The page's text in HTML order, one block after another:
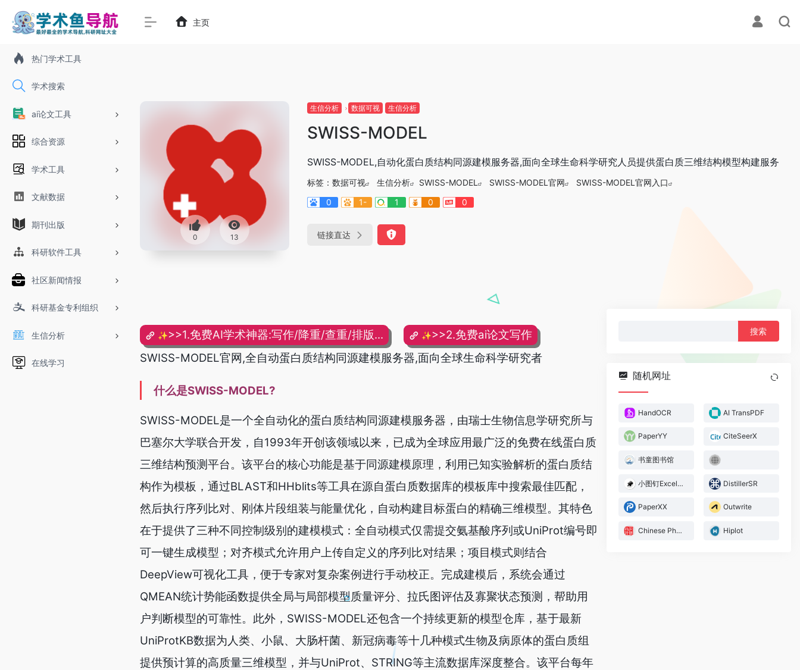
热门学术工具
学术搜索
ai论文工具
综合资源
学术工具
文献数据
期刊出版
科研软件工具
社区新闻情报
科研基金专利组织
生信分析
在线学习
主页
0 13
生信分析 数据可视 生信分析
SWISS-MODEL
SWISS-MODEL,自动化蛋白质结构同源建模服务器,面向全球生命科学研究人员提供蛋白质三维结构模型构建服务
标签： 数据可视 生信分析 SWISS-MODEL SWISS-MODEL官网
SWISS-MODEL官网入口
0
1- 1 0 0
链接直达
✨>>1.免费AI学术神器:写作/降重/查重/排版... ✨>>2.免费ai论文写作
SWISS-MODEL官网,全自动蛋白质结构同源建模服务器,面向全球生命科学研究者
什么是SWISS-MODEL?
SWISS-MODEL是一个全自动化的蛋白质结构同源建模服务器，由瑞士生物信息学研究所与
巴塞尔大学联合开发，自1993年开创该领域以来，已成为全球应用最广泛的免费在线蛋白质
三维结构预测平台。该平台的核心功能是基于同源建模原理，利用已知实验解析的蛋白质结
构作为模板，通过BLAST和HHblits等工具在源自蛋白质数据库的模板库中搜索最佳匹配，
然后执行序列比对、刚体片段组装与能量优化，自动构建目标蛋白的精确三维模型。其特色
在于提供了三种不同控制级别的建模模式：全自动模式仅需提交氨基酸序列或UniProt编号即
可一键生成模型；对齐模式允许用户上传自定义的序列比对结果；项目模式则结合
DeepView可视化工具，便于专家对复杂案例进行手动校正。完成建模后，系统会通过
QMEAN统计势能函数提供全局与局部模型质量评分、拉氏图评估及寡聚状态预测，帮助用
户判断模型的可靠性。此外，SWISS-MODEL还包含一个持续更新的模型仓库，基于最新
UniProtKB数据为人类、小鼠、大肠杆菌、新冠病毒等十几种模式生物及病原体的蛋白质组
提供预计算的高质量三维模型，并与UniProt、STRING等主流数据库深度整合。该平台每年
随机网址
HandOCR AI TransPDF
PaperYY CiteSeerX
书童图书馆
小图钉Excel助手 DistillerSR
PaperXX Outwrite
Chinese Physics C Hiplot